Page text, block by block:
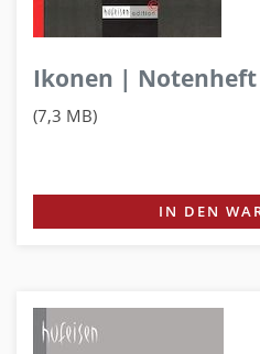
Ikonen | Notenheft
(7,3 MB)
IN DEN